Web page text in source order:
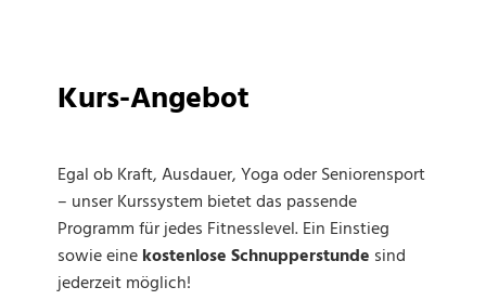
Kurs-Angebot
Egal ob Kraft, Ausdauer, Yoga oder Seniorensport
– unser Kurssystem bietet das passende
Programm für jedes Fitnesslevel. Ein Einstieg
sowie einekostenlose Schnupperstunde sind
jederzeit möglich!